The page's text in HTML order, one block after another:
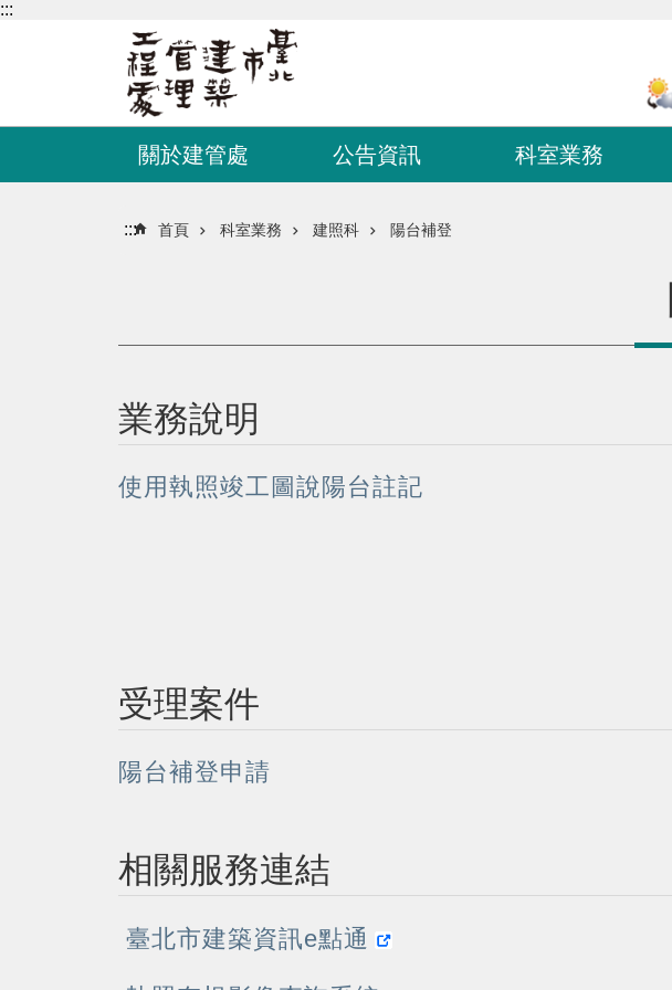
跳到主要內容區塊
:::
關於建管處 公告資訊 科室業務
::: 首頁 科室業務 建照科 陽台補登
業務說明
使用執照竣工圖說陽台註記
受理案件
陽台補登申請
相關服務連結
臺北市建築資訊e點通